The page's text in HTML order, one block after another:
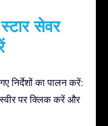
सेवर
निर्देशों का पालन करें:
पर क्लिक करें और